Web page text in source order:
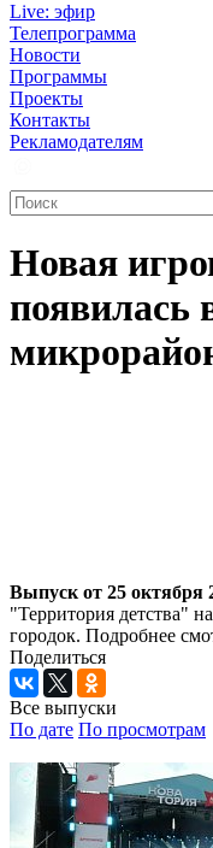
Live: эфир
Телепрограмма
Новости
Программы
Проекты
Контакты
Рекламодателям
Новая
появилась
Выпуск от 25 октября
"Территория детства"
городок. Подробнее
Поделиться
Все выпуски
По дате По просмотрам